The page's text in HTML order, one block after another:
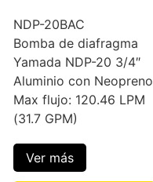
NDP-20BAC
Bomba de diafragma
Yamada NDP-20 3/4″
Aluminio con Neopreno
Max flujo: 120.46 LPM
(31.7 GPM)
Ver más